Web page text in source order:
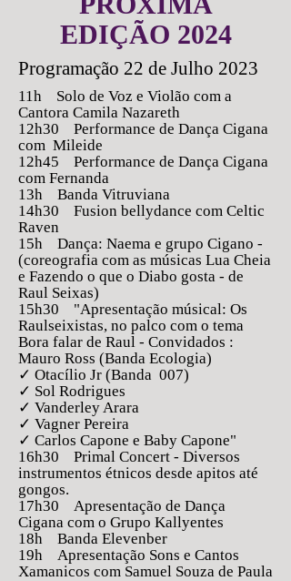
EDIÇÃO 2024
Programação 22 de Julho 2023
11h Solo de Voz e Violão com a
Cantora Camila Nazareth
12h30 Performance de Dança Cigana
com Mileide
12h45 Performance de Dança Cigana
com Fernanda
13h Banda Vitruviana
14h30 Fusion bellydance com Celtic
Raven
15h Dança: Naema e grupo Cigano -
(coreografia com as músicas Lua Cheia
e Fazendo o que o Diabo gosta - de
Raul Seixas)
15h30 "Apresentação músical: Os
Raulseixistas, no palco com o tema
Bora falar de Raul - Convidados :
Mauro Ross (Banda Ecologia)
✓ Otacílio Jr (Banda 007)
✓ Sol Rodrigues
✓ Vanderley Arara
✓ Vagner Pereira
✓ Carlos Capone e Baby Capone"
16h30 Primal Concert - Diversos
instrumentos étnicos desde apitos até
gongos.
17h30 Apresentação de Dança
Cigana com o Grupo Kallyentes
18h Banda Elevenber
19h Apresentação Sons e Cantos
Xamanicos com Samuel Souza de Paula